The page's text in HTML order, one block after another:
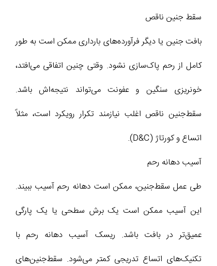
سقط‌ جنین ناقص
بافت جنین یا دیگر فرآورده‌های بارداری ممکن است به طور
کامل از رحم پاک‌سازی نشود. وقتی چنین اتفاقی می‌افتد،
خونریزی سنگین و عفونت می‌تواند نتیجه‌اش باشد.
سقط‌جنین ناقص اغلب نیازمند تکرار رویکرد است، مثلاً
اتساع و کورتاژ (D&C).
آسیب دهانه رحم
طی عمل سقط‌جنین، ممکن است دهانه رحم آسیب ببیند.
این آسیب ممکن است یک برش سطحی یا یک پارگی
عمیق‌تر در بافت باشد. ریسک آسیب دهانه رحم با
تکنیک‌های اتساع تدریجی کمتر می‌شود. سقط‌جنین‌های